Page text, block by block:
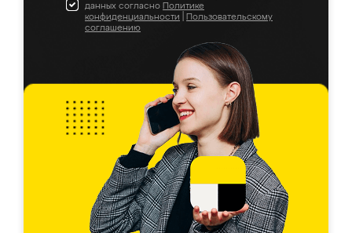
данных согласно Политике
конфиденциальности
Пользовательскому
соглашению